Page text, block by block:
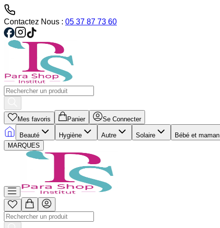
Contactez Nous : 05 37 87 73 60
Mes favoris Panier Se Connecter
Beauté Hygiène Autre Solaire Bébé et maman
MARQUES